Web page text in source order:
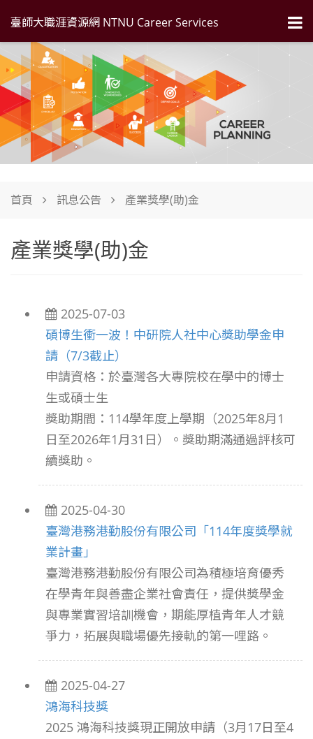
臺師大職涯資源網 NTNU Career Services
首頁 訊息公告 產業獎學(助)金
產業獎學(助)金
2025-07-03
碩博生衝一波！中研院人社中心獎助學金申
請（7/3截止）
申請資格：於臺灣各大專院校在學中的博士
生或碩士生
獎助期間：114學年度上學期（2025年8月1
日至2026年1月31日）。獎助期滿通過評核可
續獎助。
2025-04-30
臺灣港務港勤股份有限公司「114年度獎學就
業計畫」
臺灣港務港勤股份有限公司為積極培育優秀
在學青年與善盡企業社會責任，提供獎學金
與專業實習培訓機會，期能厚植青年人才競
爭力，拓展與職場優先接軌的第一哩路。
2025-04-27
鴻海科技獎
2025 鴻海科技獎現正開放申請（3月17日至4